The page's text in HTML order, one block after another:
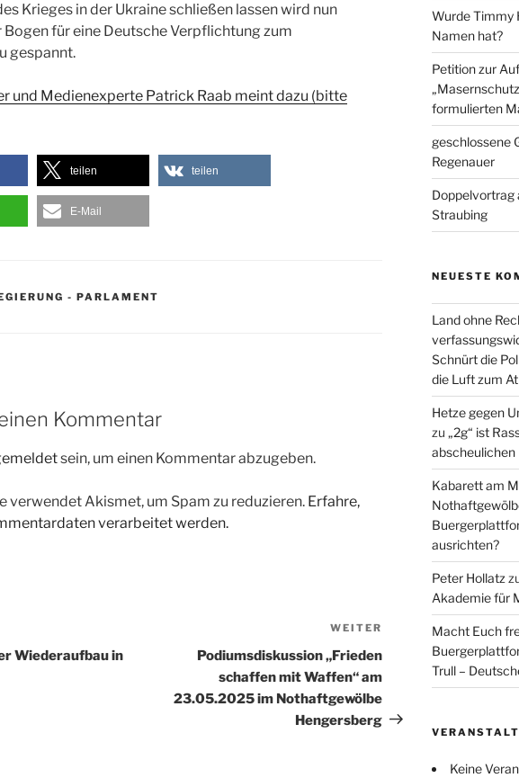
Krieges in der Ukraine schließen lassen wird nun
Bogen für eine Deutsche Verpflichtung zum
gespannt.
und Medienexperte Patrick Raab meint dazu (bitte
teilen teilen
E-Mail
- PARLAMENT
Kommentar
sein, um einen Kommentar abzugeben.
verwendet Akismet, um Spam zu reduzieren. Erfahre,
verarbeitet werden.
Wiederaufbau in
Nächster
Beitrag
WEITER
Podiumsdiskussion „Frieden
schaffen mit Waffen“ am
23.05.2025 im Nothaftgewölbe
Hengersberg
Wurde Timmy
Namen hat?
Petition zur
formulierten
geschlossene
Regenauer
Doppelvortrag
Straubing
NEUESTE
Land ohne
Schnürt die
die Luft zum
Hetze gegen
zu „2g“ ist
abscheulichen
Kabarett am
ausrichten?
Peter Hollatz
Akademie für
Macht Euch
Trull –
Keine